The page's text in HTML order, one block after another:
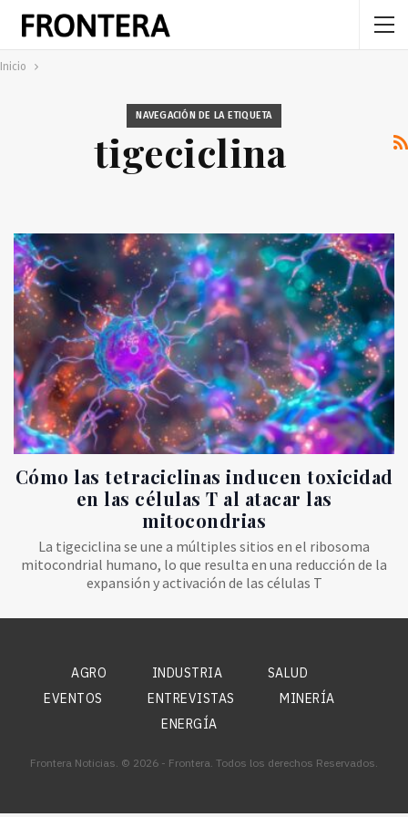
Inicio
NAVEGACIÓN DE LA ETIQUETA
tigeciclina
Cómo las tetraciclinas inducen toxicidad
en las células T al atacar las
mitocondrias
La tigeciclina se une a múltiples sitios en el ribosoma
mitocondrial humano, lo que resulta en una reducción de la
expansión y activación de las células T
AGRO INDUSTRIA
SALUD
EVENTOS
ENTREVISTAS
MINERÍA
ENERGÍA
Frontera Noticias. © 2026 - Frontera. Todos los derechos Reservados.